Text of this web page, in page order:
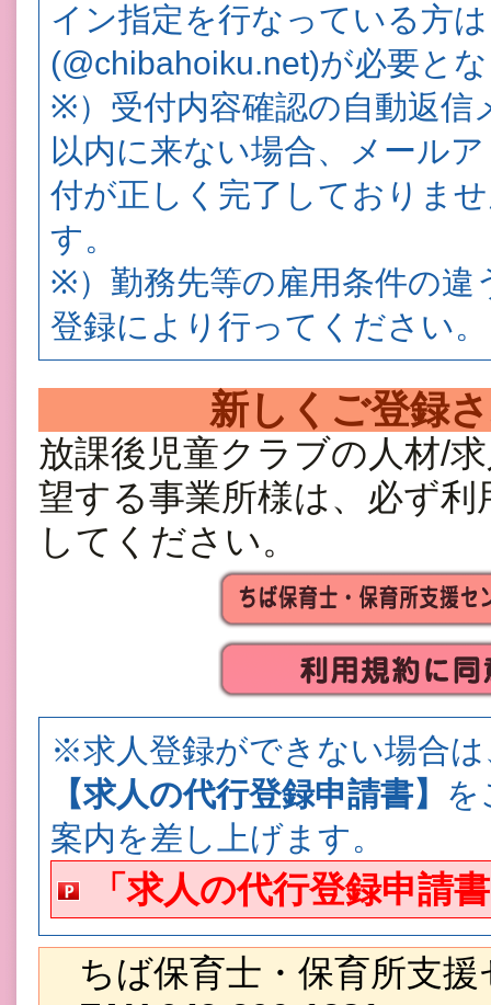
イン指定を行なっている方
(@chibahoiku.net)が必要と
※）受付内容確認の自動返信
以内に来ない場合、メール
付が正しく完了しておりま
す。
※）勤務先等の雇用条件の違
登録により行ってください。
新しくご登録
放課後児童クラブの人材/
望する事業所様は、必ず
してください。
※求人登録ができない場合
【求人の代行登録申請書】 を
案内を差し上げます。
「求人の代行登録申
ちば保育士・保育所支援